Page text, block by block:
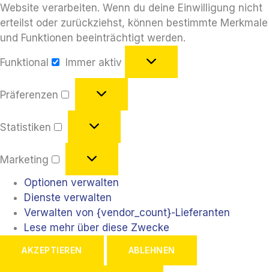
Website verarbeiten. Wenn du deine Einwilligung nicht
erteilst oder zurückziehst, können bestimmte Merkmale
und Funktionen beeinträchtigt werden.
Funktional Immer aktiv
Präferenzen
Statistiken
Marketing
Optionen verwalten
Dienste verwalten
Verwalten von {vendor_count}-Lieferanten
Lese mehr über diese Zwecke
AKZEPTIEREN ABLEHNEN